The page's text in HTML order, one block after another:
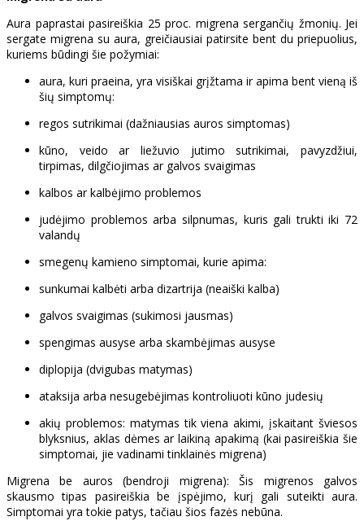
Aura paprastai pasireiškia 25 proc. migrena sergančių žmonių. Jei
sergate migrena su aura, greičiausiai patirsite bent du priepuolius,
kuriems būdingi šie požymiai:
aura, kuri praeina, yra visiškai grįžtama ir apima bent vieną iš
šių simptomų:
regos sutrikimai (dažniausias auros simptomas)
kūno, veido ar liežuvio jutimo sutrikimai, pavyzdžiui,
tirpimas, dilgčiojimas ar galvos svaigimas
kalbos ar kalbėjimo problemos
judėjimo problemos arba silpnumas, kuris gali trukti iki 72
valandų
smegenų kamieno simptomai, kurie apima:
sunkumai kalbėti arba dizartrija (neaiški kalba)
galvos svaigimas (sukimosi jausmas)
spengimas ausyse arba skambėjimas ausyse
diplopija (dvigubas matymas)
ataksija arba nesugebėjimas kontroliuoti kūno judesių
akių problemos: matymas tik viena akimi, įskaitant šviesos
blyksnius, aklas dėmes ar laikiną apakimą (kai pasireiškia šie
simptomai, jie vadinami tinklainės migrena)
Migrena be auros (bendroji migrena): Šis migrenos galvos
skausmo tipas pasireiškia be įspėjimo, kurį gali suteikti aura.
Simptomai yra tokie patys, tačiau šios fazės nebūna.